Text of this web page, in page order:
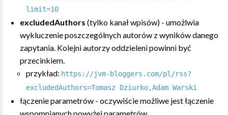
limit=10
excludedAuthors (tylko kanał wpisów) - umożlwia
wykluczenie poszczególnych autorów z wyników danego
zapytania. Kolejni autorzy oddzieleni powinni być
przecinkiem.
przykład: https://jvm-bloggers.com/pl/rss?
excludedAuthors=Tomasz Dziurko,Adam Warski
łączenie parametrów - oczywiście możliwe jest łączenie